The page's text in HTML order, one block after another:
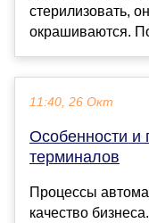
стерилизовать,
окрашиваются.
11:40, 26 Окт
Особенности и
терминалов
Процессы
качество